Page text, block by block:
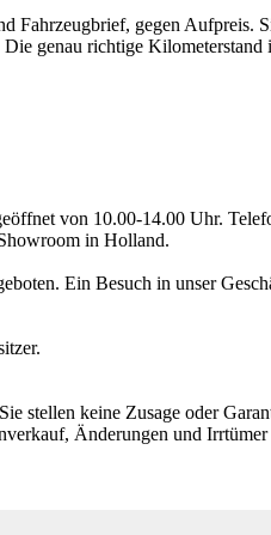
gegen Aufpreis.
genau richtige
von 10.00-14.00 Uhr.
in Holland.
Ein Besuch in unser
stellen keine Zusage oder
Änderungen und